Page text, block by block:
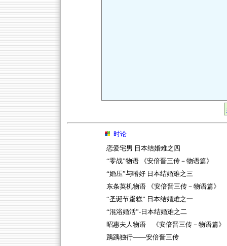
时论
恋爱宅男 日本结婚难之四
“零战”物语 《安倍晋三传－物语篇》
“婚压”与嗜好 日本结婚难之三
东条英机物语 《安倍晋三传－物语篇》
“圣诞节蛋糕” 日本结婚难之一
“混浴婚活”-日本结婚难之二
昭惠夫人物语 《安倍晋三传－物语篇》
踽踽独行——安倍晋三传